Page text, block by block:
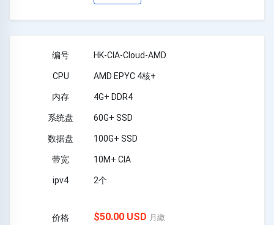
HK-CIA-Cloud-AMD
AMD EPYC 4核+
4G+ DDR4
60G+ SSD
100G+ SSD
10M+ CIA
2个
$50.00 USD 月繳